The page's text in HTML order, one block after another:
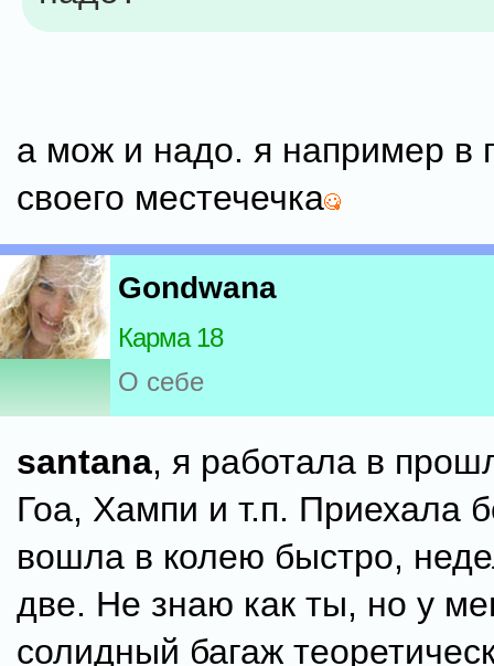
а мож и надо. я например в
своего местечечка
Gondwana
Карма 18
О себе
santana, я работала в
Гоа, Хампи и т.п. Приехала
вошла в колею быстро,
две. Не знаю как ты, но у
солидный багаж